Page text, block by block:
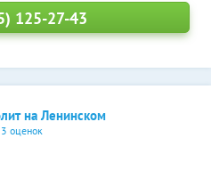
125-27-43
на Ленинском
оценок